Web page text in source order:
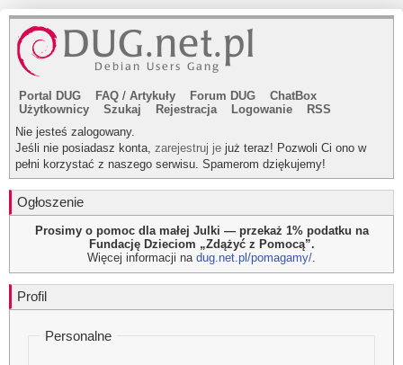
Portal DUG FAQ / Artykuły Forum DUG
ChatBox
Użytkownicy
Szukaj Rejestracja Logowanie
RSS
Nie jesteś zalogowany.
Jeśli nie posiadasz konta, zarejestruj je już teraz! Pozwoli Ci ono w
pełni korzystać z naszego serwisu. Spamerom dziękujemy!
Ogłoszenie
Prosimy o pomoc dla małej Julki — przekaż 1% podatku na
Fundację Dzieciom „Zdążyć z Pomocą”.
Więcej informacji na dug.net.pl/pomagamy/.
Profil
Personalne